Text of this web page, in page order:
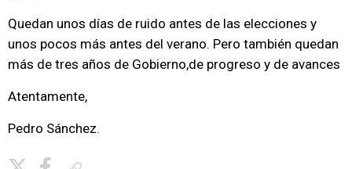
Quedan unos días de ruido antes de las elecciones y
unos pocos más antes del verano. Pero también quedan
más de tres años de Gobierno,de progreso y de avances
Atentamente,
Pedro Sánchez.